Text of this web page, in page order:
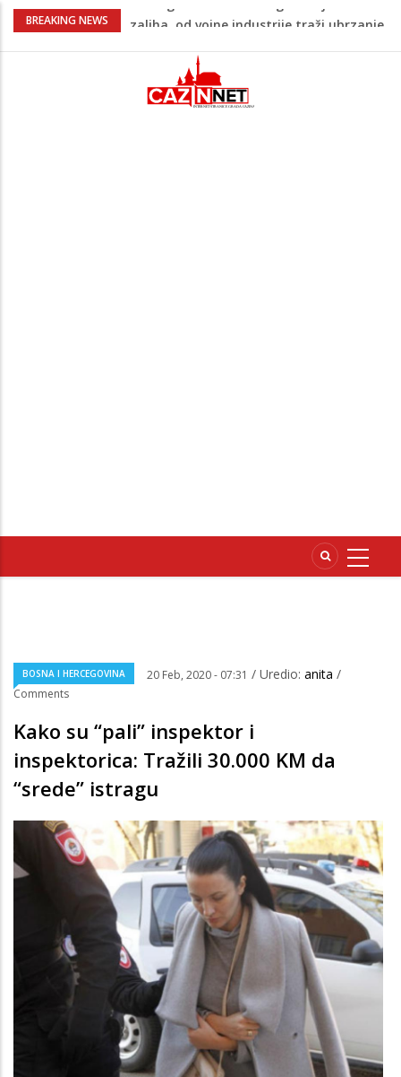
BREAKING NEWS
U FBiH nema jedinstvene evidencije o
godine izrekli 48.000 KM kazni
Temperature danas do 38 stepeni: U
dijelovima BiH moguća kratkotrajna kiša
BOSNA I HERCEGOVINA 20 Feb, 2020 - 07:31 / Uredio: anita /
Comments
Kako su “pali” inspektor i
inspektorica: Tražili 30.000 KM da
“srede” istragu